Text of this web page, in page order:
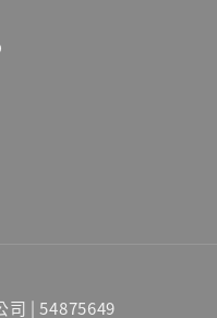
司 | 54875649